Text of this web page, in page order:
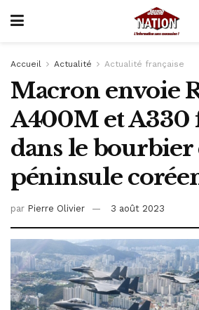
Accueil Actualité Actualité française
Macron envoie
A400M et A330
dans le bourbier
péninsule
par Pierre Olivier 3 août 2023